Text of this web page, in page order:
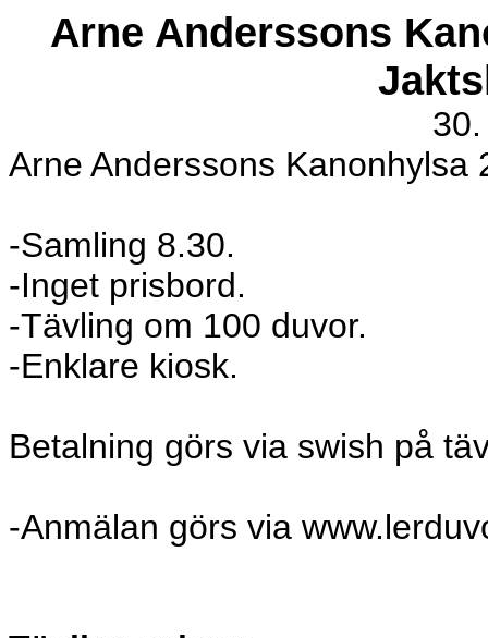
Arne Anderssons
Arne Anderssons Kanonhylsa
-Samling 8.30.
-Inget prisbord.
-Tävling om 100 duvor.
-Enklare kiosk.
Betalning görs via swish på
-Anmälan görs via